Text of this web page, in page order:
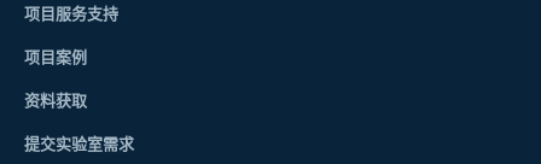
项目服务支持
项目案例
资料获取
提交实验室需求